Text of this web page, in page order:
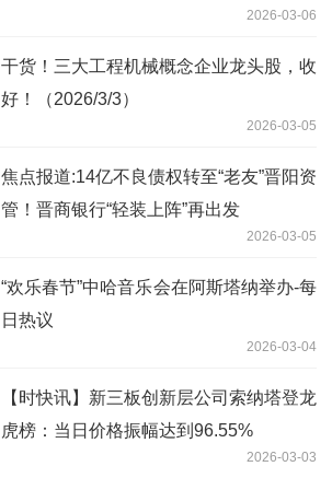
2026-03-06
干货！三大工程机械概念企业龙头股，收
好！（2026/3/3）
2026-03-05
焦点报道:14亿不良债权转至“老友”晋阳资
管！晋商银行“轻装上阵”再出发
2026-03-05
“欢乐春节”中哈音乐会在阿斯塔纳举办-每
日热议
2026-03-04
【时快讯】新三板创新层公司索纳塔登龙
虎榜：当日价格振幅达到96.55%
2026-03-03